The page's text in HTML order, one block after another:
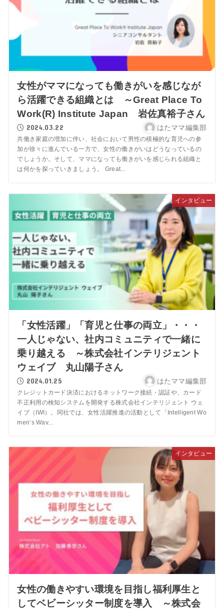
女性がママになっても働きがいを感じなが
ら活躍できる組織とは ～Great Place To
Work(R) Institute Japan 岩佐真裕子さん
2024.03.22 はたママ編集部
共働き家庭の増加に伴い、社会において男性の積極的な育児への参
加が徐々に進んでいる一方で、女性の働きがいはどうなっているの
でしょうか。そして、ママになっても働きがいを感じられる組織と
は何かを探っていきましょう。 Great...
インタビュー
「女性活躍」「育児と仕事の両立」・・・
一人じゃない、社内コミュニティで一緒に
乗り越える ～株式会社インテリジェント
ウェイブ 丸山陽子さん
2024.01.25 はたママ編集部
クレジットカード決済におけるネットワーク接続・認証や、カード
不正利用の検知システムを開発する株式会社インテリジェント ウェ
イブ（IWI）。同社では、女性活躍推進の活動として「Intelligent Wo
men‘s Wav...
インタビュー
女性の働きやすい環境を目指し福利厚生と
してベビーシッター制度を導入 ～株式会